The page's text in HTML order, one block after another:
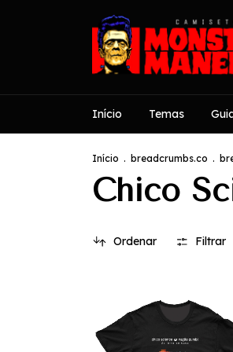
Início Temas
Início . breadcrumbs.co .
Chico
Ordenar Filtrar